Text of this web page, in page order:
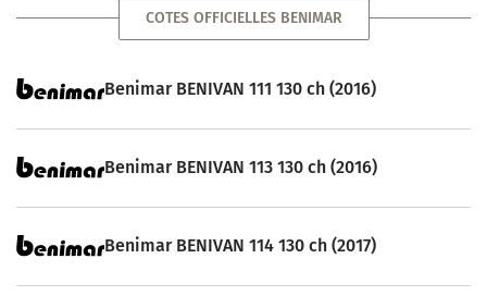
COTES OFFICIELLES BENIMAR
Benimar BENIVAN 111 130 ch (2016)
Benimar BENIVAN 113 130 ch (2016)
Benimar BENIVAN 114 130 ch (2017)